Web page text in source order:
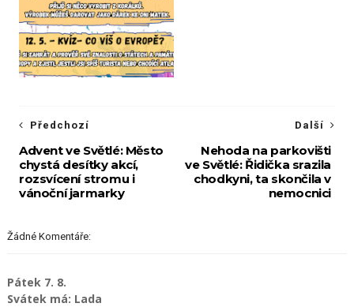
Další
Nehoda na parkovišti
ve Světlé: Řidička srazila
chodkyni, ta skončila v
nemocnici
Předchozí
Advent ve Světlé: Město
chystá desítky akcí,
rozsvícení stromu i
vánoční jarmarky
Žádné Komentáře:
Pátek 7. 8.
Svátek má: Lada